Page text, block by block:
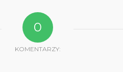
0
KOMENTARZY: